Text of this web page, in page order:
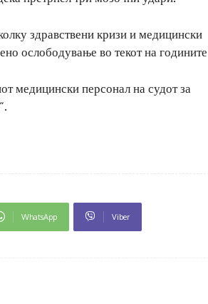
здравствени кризи и медицински
ослободување во текот на
медицински персонал на судот за
WhatsApp Viber